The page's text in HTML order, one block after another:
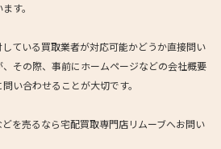
す。
ている買取業者が対応可能かどうか直接問い
その際、事前にホームページなどの会社概要
い合わせることが大切です。
を売るなら宅配買取専門店リムーブへお問い